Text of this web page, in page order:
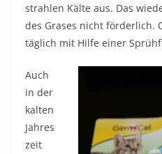
strahlen Kälte aus. Das
des Grases nicht förderlich.
täglich mit Hilfe einer
Auch
in der
kalten
Jahres
zeit